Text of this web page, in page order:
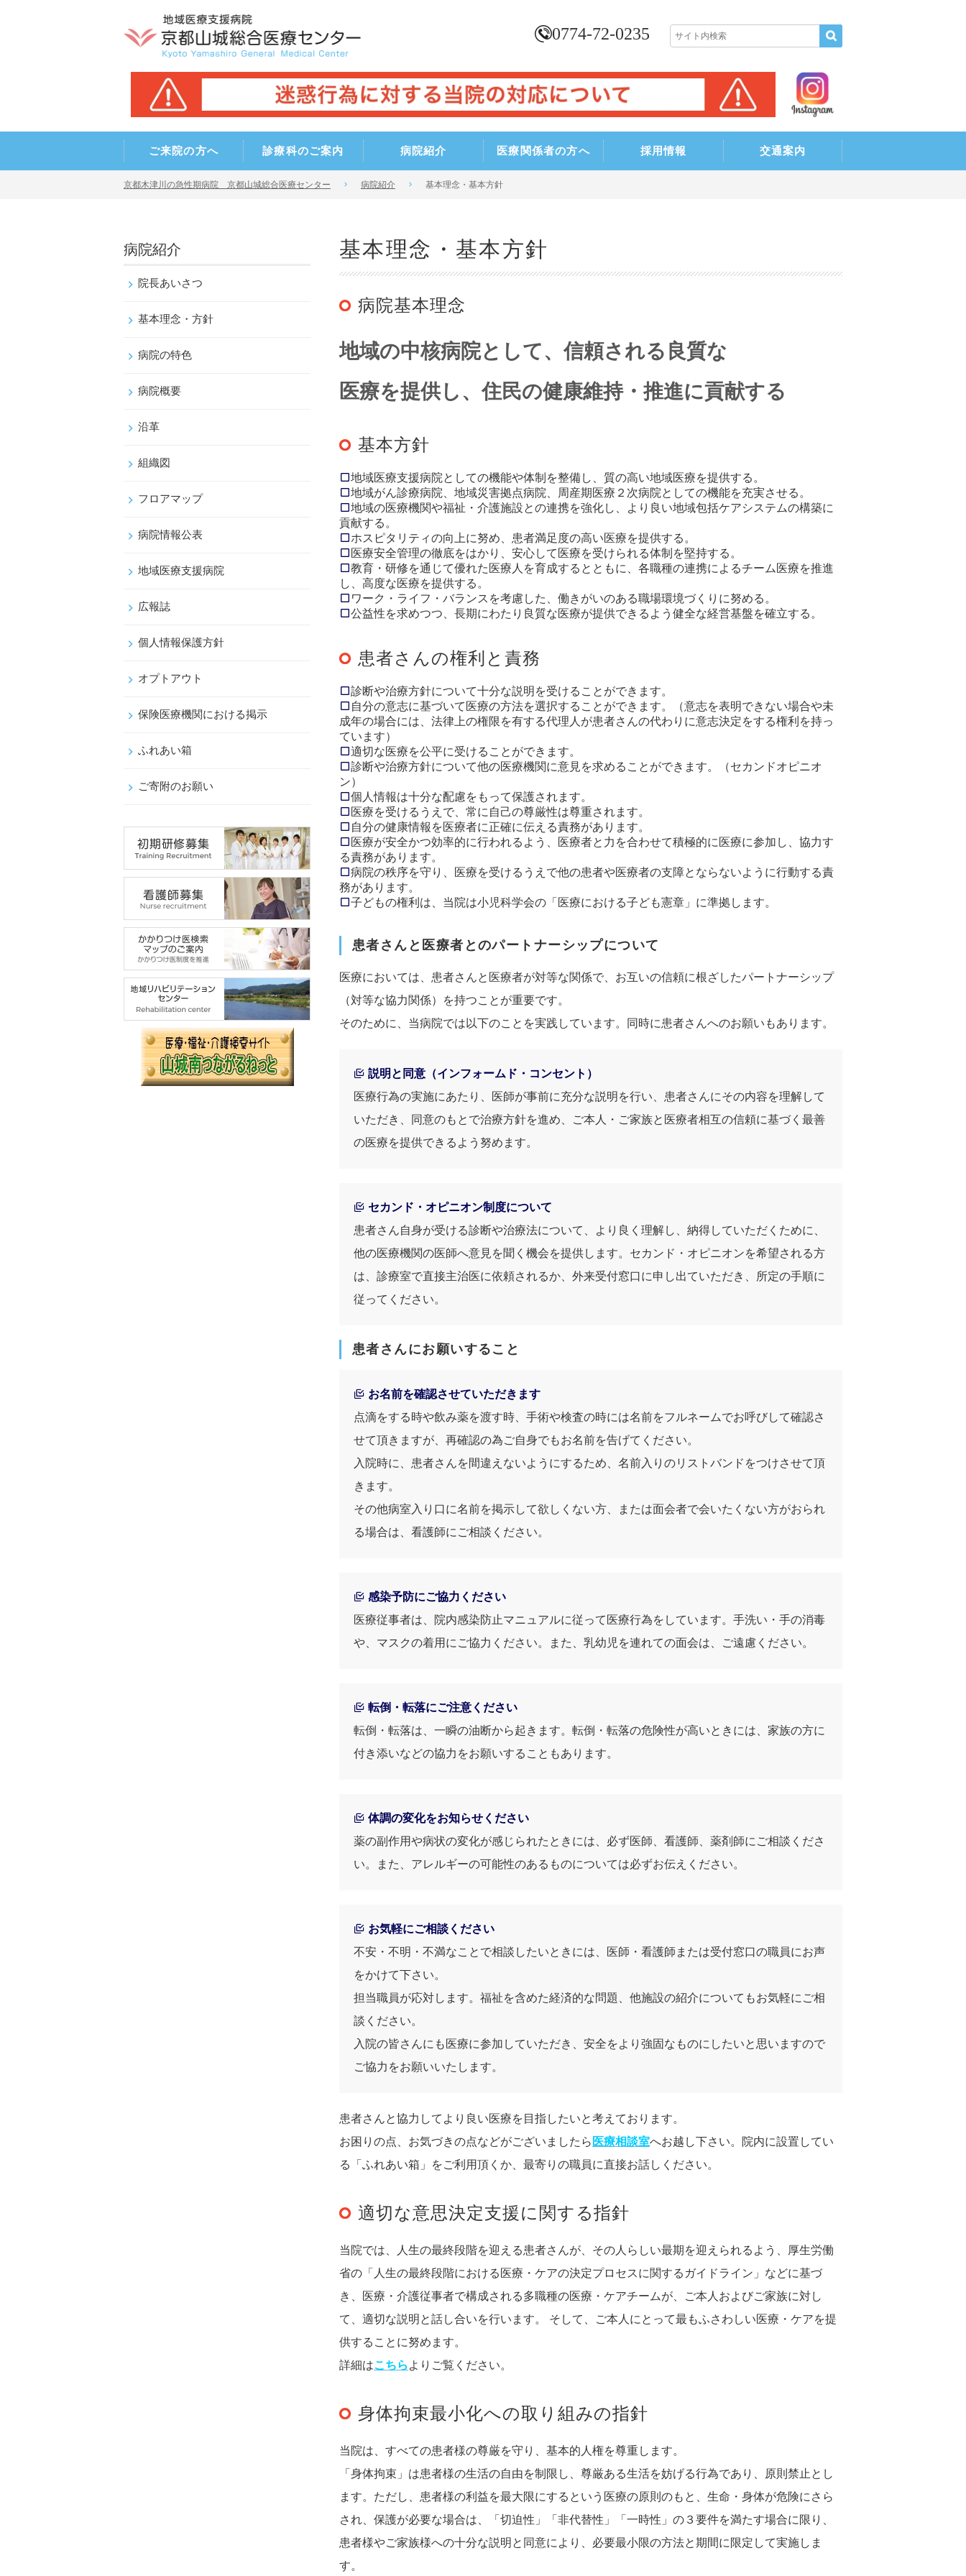
0774-72-0235
ご来院の方へ 診療科のご案内 病院紹介 医療関係者の方へ 採用情報 交通案内
京都木津川の急性期病院 京都山城総合医療センター 病院紹介 基本理念・基本方針
基本理念・基本方針
病院基本理念
地域の中核病院として、信頼される良質な
医療を提供し、住民の健康維持・推進に貢献する
基本方針
地域医療支援病院としての機能や体制を整備し、質の高い地域医療を提供する。
地域がん診療病院、地域災害拠点病院、周産期医療２次病院としての機能を充実させる。
地域の医療機関や福祉・介護施設との連携を強化し、より良い地域包括ケアシステムの構築に
貢献する。
ホスピタリティの向上に努め、患者満足度の高い医療を提供する。
医療安全管理の徹底をはかり、安心して医療を受けられる体制を堅持する。
教育・研修を通じて優れた医療人を育成するとともに、各職種の連携によるチーム医療を推進
し、高度な医療を提供する。
ワーク・ライフ・バランスを考慮した、働きがいのある職場環境づくりに努める。
公益性を求めつつ、長期にわたり良質な医療が提供できるよう健全な経営基盤を確立する。
患者さんの権利と責務
診断や治療方針について十分な説明を受けることができます。
自分の意志に基づいて医療の方法を選択することができます。（意志を表明できない場合や未
成年の場合には、法律上の権限を有する代理人が患者さんの代わりに意志決定をする権利を持っ
ています）
適切な医療を公平に受けることができます。
診断や治療方針について他の医療機関に意見を求めることができます。（セカンドオピニオ
ン）
個人情報は十分な配慮をもって保護されます。
医療を受けるうえで、常に自己の尊厳性は尊重されます。
自分の健康情報を医療者に正確に伝える責務があります。
医療が安全かつ効率的に行われるよう、医療者と力を合わせて積極的に医療に参加し、協力す
る責務があります。
病院の秩序を守り、医療を受けるうえで他の患者や医療者の支障とならないように行動する責
務があります。
子どもの権利は、当院は小児科学会の「医療における子ども憲章」に準拠します。
患者さんと医療者とのパートナーシップについて
医療においては、患者さんと医療者が対等な関係で、お互いの信頼に根ざしたパートナーシップ
（対等な協力関係）を持つことが重要です。
そのために、当病院では以下のことを実践しています。同時に患者さんへのお願いもあります。
説明と同意（インフォームド・コンセント）
医療行為の実施にあたり、医師が事前に充分な説明を行い、患者さんにその内容を理解して
いただき、同意のもとで治療方針を進め、ご本人・ご家族と医療者相互の信頼に基づく最善
の医療を提供できるよう努めます。
セカンド・オピニオン制度について
患者さん自身が受ける診断や治療法について、より良く理解し、納得していただくために、
他の医療機関の医師へ意見を聞く機会を提供します。セカンド・オピニオンを希望される方
は、診療室で直接主治医に依頼されるか、外来受付窓口に申し出ていただき、所定の手順に
従ってください。
患者さんにお願いすること
お名前を確認させていただきます
点滴をする時や飲み薬を渡す時、手術や検査の時には名前をフルネームでお呼びして確認さ
せて頂きますが、再確認の為ご自身でもお名前を告げてください。
入院時に、患者さんを間違えないようにするため、名前入りのリストバンドをつけさせて頂
きます。
その他病室入り口に名前を掲示して欲しくない方、または面会者で会いたくない方がおられ
る場合は、看護師にご相談ください。
感染予防にご協力ください
医療従事者は、院内感染防止マニュアルに従って医療行為をしています。手洗い・手の消毒
や、マスクの着用にご協力ください。また、乳幼児を連れての面会は、ご遠慮ください。
転倒・転落にご注意ください
転倒・転落は、一瞬の油断から起きます。転倒・転落の危険性が高いときには、家族の方に
付き添いなどの協力をお願いすることもあります。
体調の変化をお知らせください
薬の副作用や病状の変化が感じられたときには、必ず医師、看護師、薬剤師にご相談くださ
い。また、アレルギーの可能性のあるものについては必ずお伝えください。
お気軽にご相談ください
不安・不明・不満なことで相談したいときには、医師・看護師または受付窓口の職員にお声
をかけて下さい。
担当職員が応対します。福祉を含めた経済的な問題、他施設の紹介についてもお気軽にご相
談ください。
入院の皆さんにも医療に参加していただき、安全をより強固なものにしたいと思いますので
ご協力をお願いいたします。
患者さんと協力してより良い医療を目指したいと考えております。
お困りの点、お気づきの点などがございましたら 医療相談室へお越し下さい。院内に設置してい
る「ふれあい箱」をご利用頂くか、最寄りの職員に直接お話しください。
適切な意思決定支援に関する指針
当院では、人生の最終段階を迎える患者さんが、その人らしい最期を迎えられるよう、厚生労働
省の「人生の最終段階における医療・ケアの決定プロセスに関するガイドライン」などに基づ
き、医療・介護従事者で構成される多職種の医療・ケアチームが、ご本人およびご家族に対し
て、適切な説明と話し合いを行います。 そして、ご本人にとって最もふさわしい医療・ケアを提
供することに努めます。
詳細はこちら よりご覧ください。
身体拘束最小化への取り組みの指針
当院は、すべての患者様の尊厳を守り、基本的人権を尊重します。
「身体拘束」は患者様の生活の自由を制限し、尊厳ある生活を妨げる行為であり、原則禁止とし
ます。ただし、患者様の利益を最大限にするという医療の原則のもと、生命・身体が危険にさら
され、保護が必要な場合は、「切迫性」「非代替性」「一時性」の３要件を満たす場合に限り、
患者様やご家族様への十分な説明と同意により、必要最小限の方法と期間に限定して実施しま
す。
病院紹介
院長あいさつ
基本理念・方針
病院の特色
病院概要
沿革
組織図
フロアマップ
病院情報公表
地域医療支援病院
広報誌
個人情報保護方針
オプトアウト
保険医療機関における掲示
ふれあい箱
ご寄附のお願い